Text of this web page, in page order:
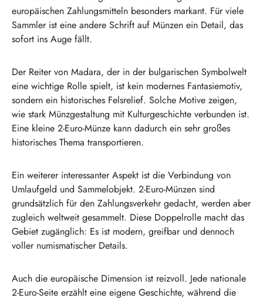
europäischen Zahlungsmitteln besonders markant. Für viele
Sammler ist eine andere Schrift auf Münzen ein Detail, das
sofort ins Auge fällt.
Der Reiter von Madara, der in der bulgarischen Symbolwelt
eine wichtige Rolle spielt, ist kein modernes Fantasiemotiv,
sondern ein historisches Felsrelief. Solche Motive zeigen,
wie stark Münzgestaltung mit Kulturgeschichte verbunden ist.
Eine kleine 2-Euro-Münze kann dadurch ein sehr großes
historisches Thema transportieren.
Ein weiterer interessanter Aspekt ist die Verbindung von
Umlaufgeld und Sammelobjekt. 2-Euro-Münzen sind
grundsätzlich für den Zahlungsverkehr gedacht, werden aber
zugleich weltweit gesammelt. Diese Doppelrolle macht das
Gebiet zugänglich: Es ist modern, greifbar und dennoch
voller numismatischer Details.
Auch die europäische Dimension ist reizvoll. Jede nationale
2-Euro-Seite erzählt eine eigene Geschichte, während die